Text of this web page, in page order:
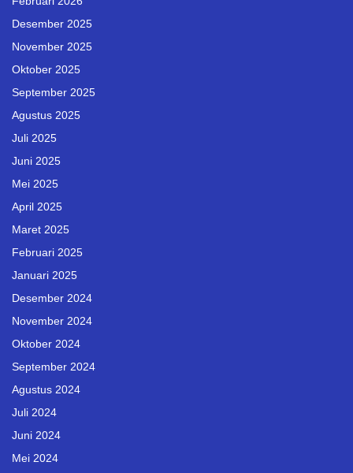
Desember 2025
November 2025
Oktober 2025
September 2025
Agustus 2025
Juli 2025
Juni 2025
Mei 2025
April 2025
Maret 2025
Februari 2025
Januari 2025
Desember 2024
November 2024
Oktober 2024
September 2024
Agustus 2024
Juli 2024
Juni 2024
Mei 2024